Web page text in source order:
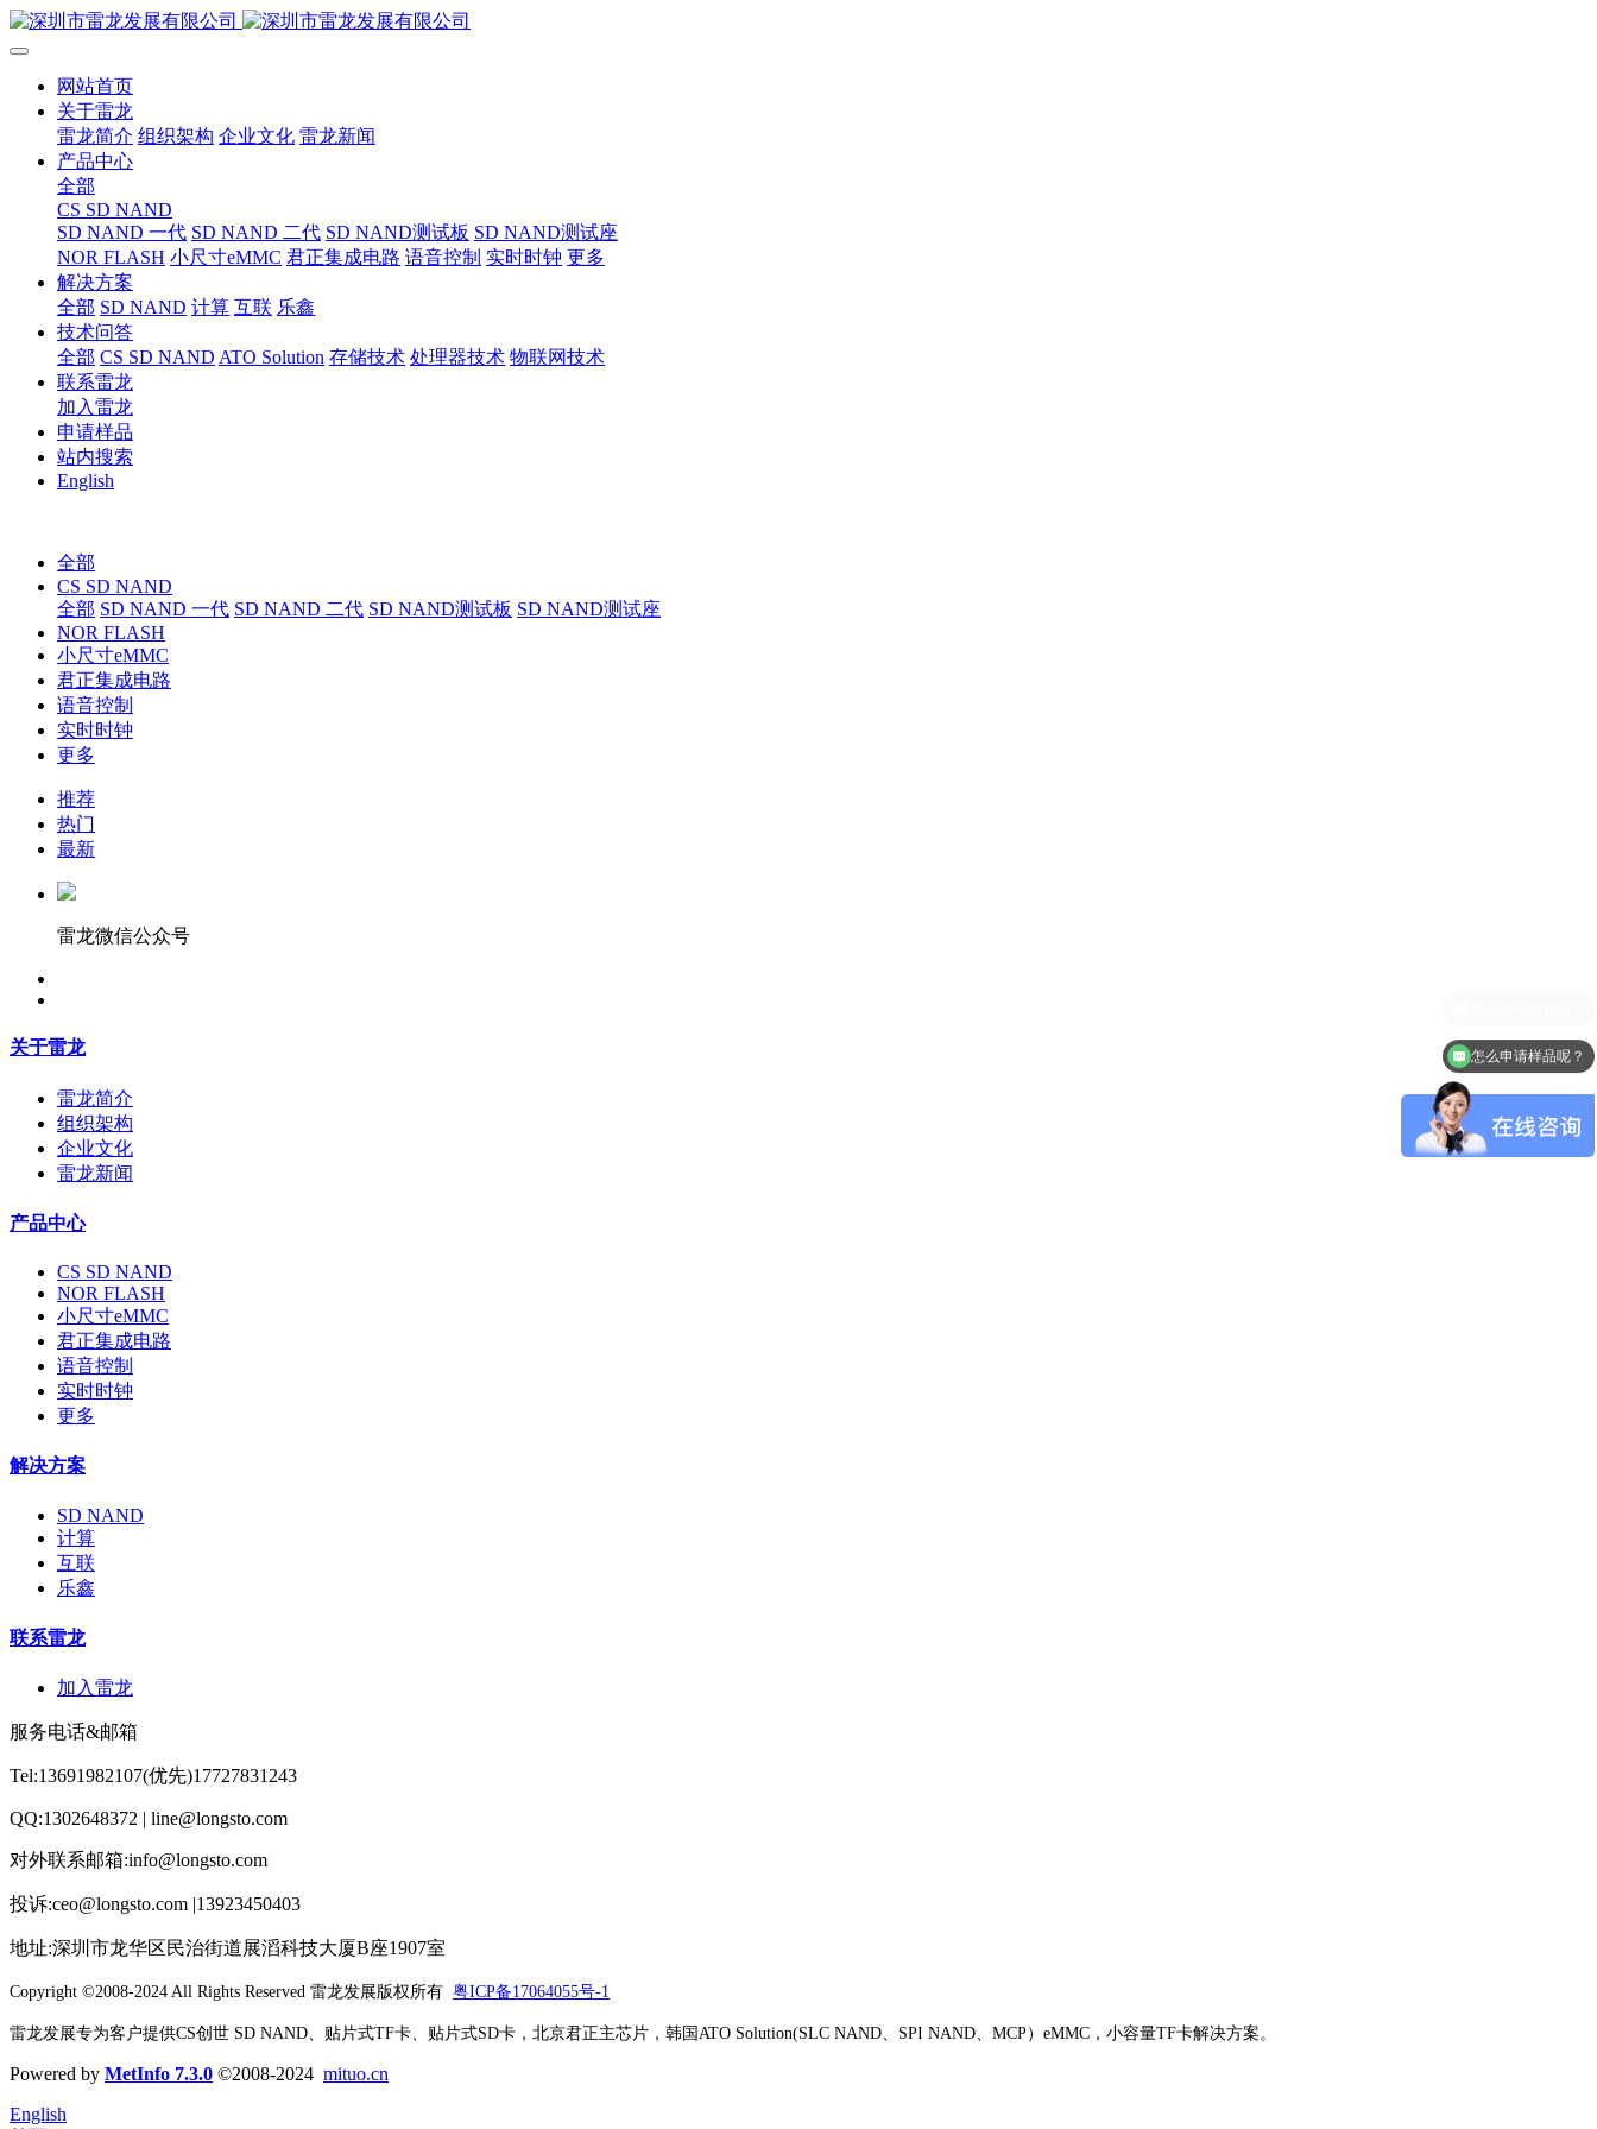
网站首页
关于雷龙
雷龙简介 组织架构 企业文化 雷龙新闻
产品中心
全部
CS SD NAND
SD NAND 一代 SD NAND 二代 SD NAND测试板 SD NAND测试座
NOR FLASH 小尺寸eMMC 君正集成电路 语音控制 实时时钟 更多
解决方案
全部 SD NAND 计算 互联 乐鑫
技术问答
全部 CS SD NAND ATO Solution 存储技术 处理器技术 物联网技术
联系雷龙
加入雷龙
申请样品
站内搜索
English
全部
CS SD NAND
全部 SD NAND 一代 SD NAND 二代 SD NAND测试板 SD NAND测试座
NOR FLASH
小尺寸eMMC
君正集成电路
语音控制
实时时钟
更多
推荐
热门
最新
雷龙微信公众号
关于雷龙
雷龙简介
组织架构
企业文化
雷龙新闻
产品中心
CS SD NAND
NOR FLASH
小尺寸eMMC
君正集成电路
语音控制
实时时钟
更多
解决方案
SD NAND
计算
互联
乐鑫
联系雷龙
加入雷龙
服务电话&邮箱
Tel:13691982107(优先)17727831243
QQ:1302648372 | line@longsto.com
对外联系邮箱:info@longsto.com
投诉:ceo@longsto.com |13923450403
地址:深圳市龙华区民治街道展滔科技大厦B座1907室
Copyright ©2008-2024 All Rights Reserved 雷龙发展版权所有 粤ICP备17064055号-1
雷龙发展专为客户提供CS创世 SD NAND、贴片式TF卡、贴片式SD卡，北京君正主芯片，韩国ATO Solution(SLC NAND、SPI NAND、MCP）eMMC，小容量TF卡解决方案。
Powered by MetInfo 7.3.0 ©2008-2024 mituo.cn
English
怎么申请样品呢？